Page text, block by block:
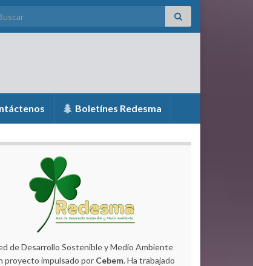
for:
Boletínes Redesma
de Desarrollo Sostenible y Medio Ambiente
proyecto impulsado por Cebem. Ha trabajado